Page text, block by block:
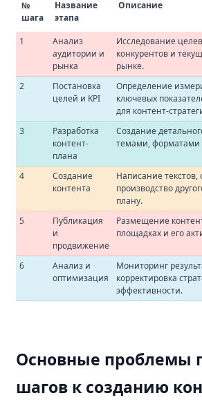
№
шага
Название
этапа
Описание
1
Анализ
аудитории и
рынка
Исследование
конкурентов и
рынке.
2
Постановка
целей и KPI
Определение
ключевых
для контент-
3
Разработка
контент-
плана
Создание
темами, форматами
4
Создание
контента
Написание текстов,
производство
плану.
5
Публикация
и
продвижение
Размещение
площадках и его
6
Анализ и
оптимизация
Мониторинг
корректировка
эффективности.
Основные проблемы
шагов к созданию